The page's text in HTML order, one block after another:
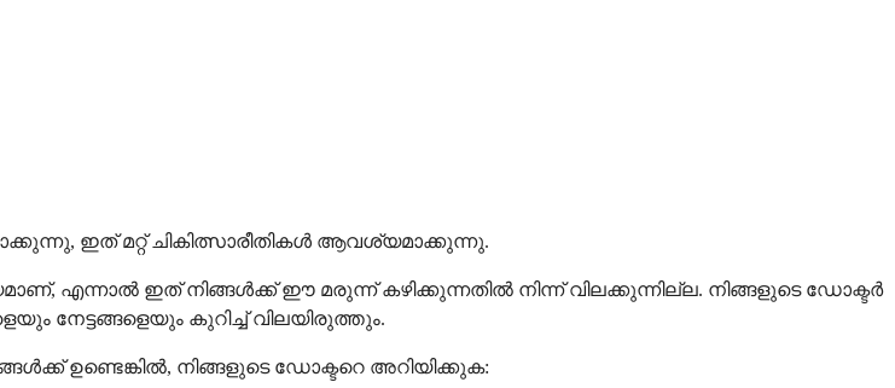
ഇത് മറ്റ് ചികിത്സാരീതികൾ ആവശ്യമാക്കുന്നു.
ഇത് നിങ്ങൾക്ക് ഈ മരുന്ന് കഴിക്കുന്നതിൽ നിന്ന് വിലക്കുന്നില്ല. നിങ്ങളുടെ ഡോക്ടർ
നേട്ടങ്ങളെയും കുറിച്ച് വിലയിരുത്തും.
ഉണ്ടെങ്കിൽ, നിങ്ങളുടെ ഡോക്ടറെ അറിയിക്കുക: